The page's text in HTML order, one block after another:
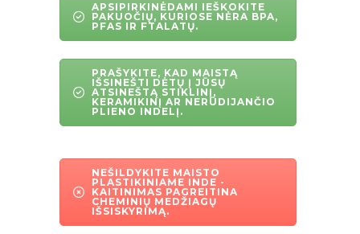
APSIPIRKINĖDAMI IEŠKOKITE
PAKUOČIŲ, KURIOSE NĖRA BPA,
PFAS IR FTALATŲ.
PRAŠYKITE, KAD MAISTĄ
IŠSINEŠTI DĖTŲ Į JŪSŲ
ATSINEŠTĄ STIKLINĮ,
KERAMIKINĮ AR NERŪDIJANČIO
PLIENO INDELĮ.
NEŠILDYKITE MAISTO
PLASTIKINIAME INDE -
KAITINIMAS PAGREITINA
CHEMINIŲ MEDŽIAGŲ
IŠSISKYRIMĄ.